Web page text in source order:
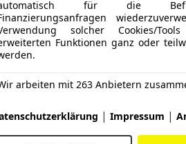
für die
solcher Cookies/
Funktionen ganz oder
arbeiten mit 263 Anbietern
| Impressum |